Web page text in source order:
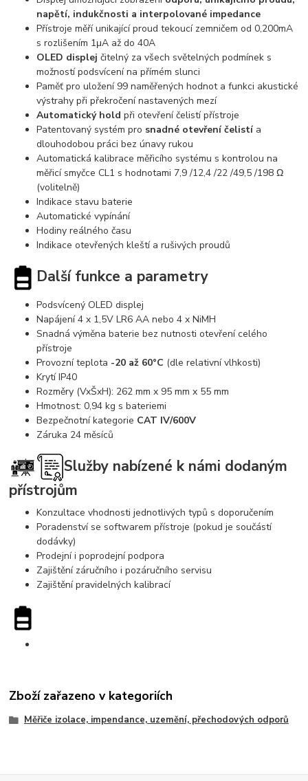
napětí, indukčnosti a interpolované impedance
Přístroje měří unikající proud tekoucí zemničem od 0,200mA
s rozlišením 1μA až do 40A
OLED displej čitelný za všech světelných podmínek s
možností podsvícení na přímém slunci
Paměť pro uložení 99 naměřených hodnot a funkci akustické
výstrahy při překročení nastavených mezí
Automatický hold při otevření čelistí přístroje
Patentovaný systém pro snadné otevření čelistí a
dlouhodobou práci bez únavy rukou
Automatická kalibrace měřicího systému s kontrolou na
měřicí smyčce CL1 s hodnotami 7,9 /12,4 /22 /49,5 /198 Ω
(volitelně)
Indikace stavu baterie
Automatické vypínání
Hodiny reálného času
Indikace otevřených kleští a rušivých proudů
Další funkce a parametry
Podsvícený OLED displej
Napájení 4 x 1,5V LR6 AA nebo 4 x NiMH
Snadná výměna baterie bez nutnosti otevření celého
přístroje
Provozní teplota -20 až 60°C (dle relativní vlhkosti)
Krytí IP40
Rozměry (VxŠxH): 262 mm x 95 mm x 55 mm
Hmotnost: 0,94 kg s bateriemi
Bezpečnotní kategorie CAT IV/600V
Záruka 24 měsíců
Služby nabízené k námi dodaným
přístrojům
Konzultace vhodnosti jednotlivých typů s doporučením
Poradenství se softwarem přístroje (pokud je součástí
dodávky)
Prodejní i poprodejní podpora
Zajištění záručního i pozáručního servisu
Zajištění pravidelných kalibrací
Zboží zařazeno v kategoriích
Měřiče izolace, impendance, uzemění, přechodových odporů